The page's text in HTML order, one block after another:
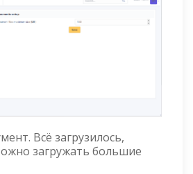
Всё загрузилось,
загружать большие